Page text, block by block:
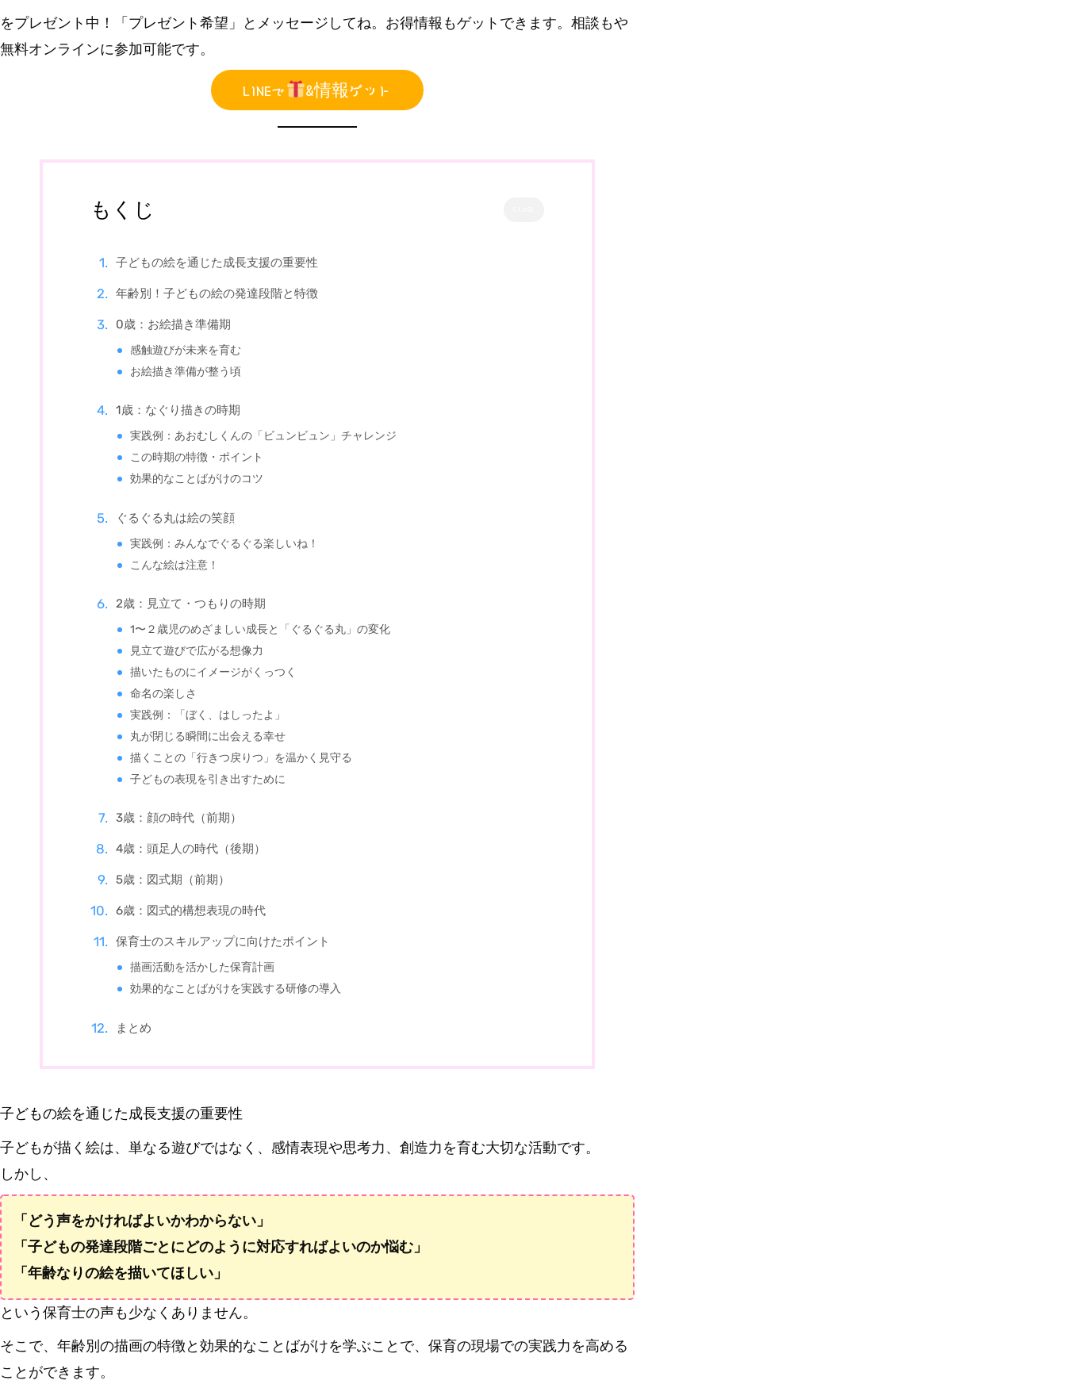
をプレゼント中！「プレゼント希望」とメッセージしてね。お得情報もゲットできます。相談もや
無料オンラインに参加可能です。
LINEで &情報ゲット
もくじ
子どもの絵を通じた成長支援の重要性
年齢別！子どもの絵の発達段階と特徴
0歳：お絵描き準備期
感触遊びが未来を育む
お絵描き準備が整う頃
1歳：なぐり描きの時期
実践例：あおむしくんの「ビュンビュン」チャレンジ
この時期の特徴・ポイント
効果的なことばがけのコツ
ぐるぐる丸は絵の笑顔
実践例：みんなでぐるぐる楽しいね！
こんな絵は注意！
2歳：見立て・つもりの時期
1〜２歳児のめざましい成長と「ぐるぐる丸」の変化
見立て遊びで広がる想像力
描いたものにイメージがくっつく
命名の楽しさ
実践例：「ぼく、はしったよ」
丸が閉じる瞬間に出会える幸せ
描くことの「行きつ戻りつ」を温かく見守る
子どもの表現を引き出すために
3歳：顔の時代（前期）
4歳：頭足人の時代（後期）
5歳：図式期（前期）
6歳：図式的構想表現の時代
保育士のスキルアップに向けたポイント
描画活動を活かした保育計画
効果的なことばがけを実践する研修の導入
まとめ
子どもの絵を通じた成長支援の重要性
子どもが描く絵は、単なる遊びではなく、感情表現や思考力、創造力を育む大切な活動です。
しかし、
「どう声をかければよいかわからない」
「子どもの発達段階ごとにどのように対応すればよいのか悩む」
「年齢なりの絵を描いてほしい」
という保育士の声も少なくありません。
そこで、年齢別の描画の特徴と効果的なことばがけを学ぶことで、保育の現場での実践力を高める
ことができます。